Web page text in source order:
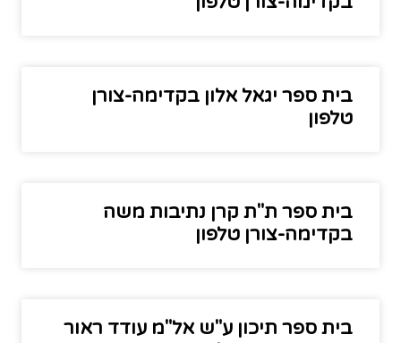
בית ספר יגאל אלון בקדימה-צורן
טלפון
בית ספר ת"ת קרן נתיבות משה
בקדימה-צורן טלפון
בית ספר תיכון ע"ש אל"מ עודד ראור